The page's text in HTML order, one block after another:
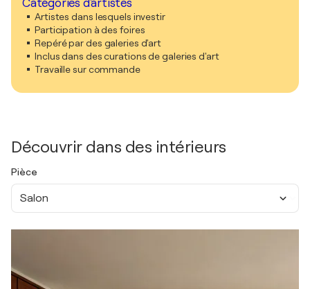
Catégories d'artistes
Artistes dans lesquels investir
Participation à des foires
Repéré par des galeries d'art
Inclus dans des curations de galeries d'art
Travaille sur commande
Découvrir dans des intérieurs
Pièce
Salon